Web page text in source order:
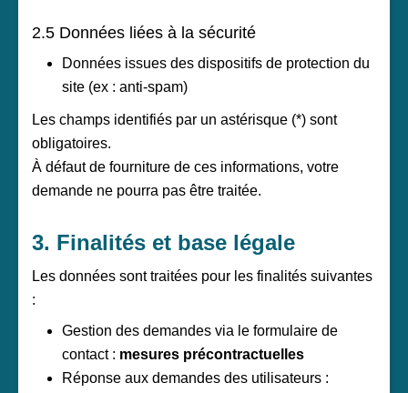
2.5 Données liées à la sécurité
Données issues des dispositifs de protection du
site (ex : anti-spam)
Les champs identifiés par un astérisque (*) sont
obligatoires.
À défaut de fourniture de ces informations, votre
demande ne pourra pas être traitée.
3. Finalités et base légale
Les données sont traitées pour les finalités suivantes
:
Gestion des demandes via le formulaire de
contact : mesures précontractuelles
Réponse aux demandes des utilisateurs :